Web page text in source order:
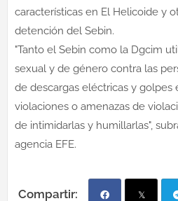
características en El Helicoide y
detención del Sebin.
"Tanto el Sebin como la Dgcim
sexual y de género contra las
de descargas eléctricas y golpes
violaciones o amenazas de
de intimidarlas y humillarlas",
agencia EFE.